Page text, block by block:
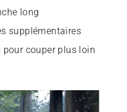
long
supplémentaires
pour couper plus loin